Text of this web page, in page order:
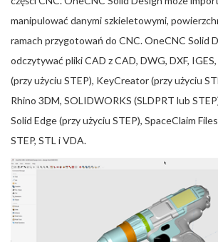
manipulować danymi szkieletowymi,
ramach przygotowań do CNC. OneCNC Solid
odczytywać pliki CAD z CAD, DWG, DXF,
(przy użyciu STEP), KeyCreator (przy użyciu
Rhino 3DM, SOLIDWORKS (SLDPRT lub
Solid Edge (przy użyciu STEP), SpaceClaim
STEP, STL i VDA.